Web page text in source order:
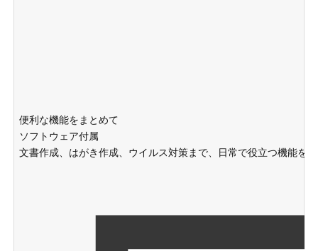
便利な機能をまとめて
ソフトウェア付属
文書作成、はがき作成、ウイルス対策まで、日常で役立つ機能を